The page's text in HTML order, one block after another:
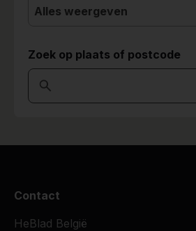
Alles weergeven
Zoek op plaats of postcode
Contact
HeBlad België